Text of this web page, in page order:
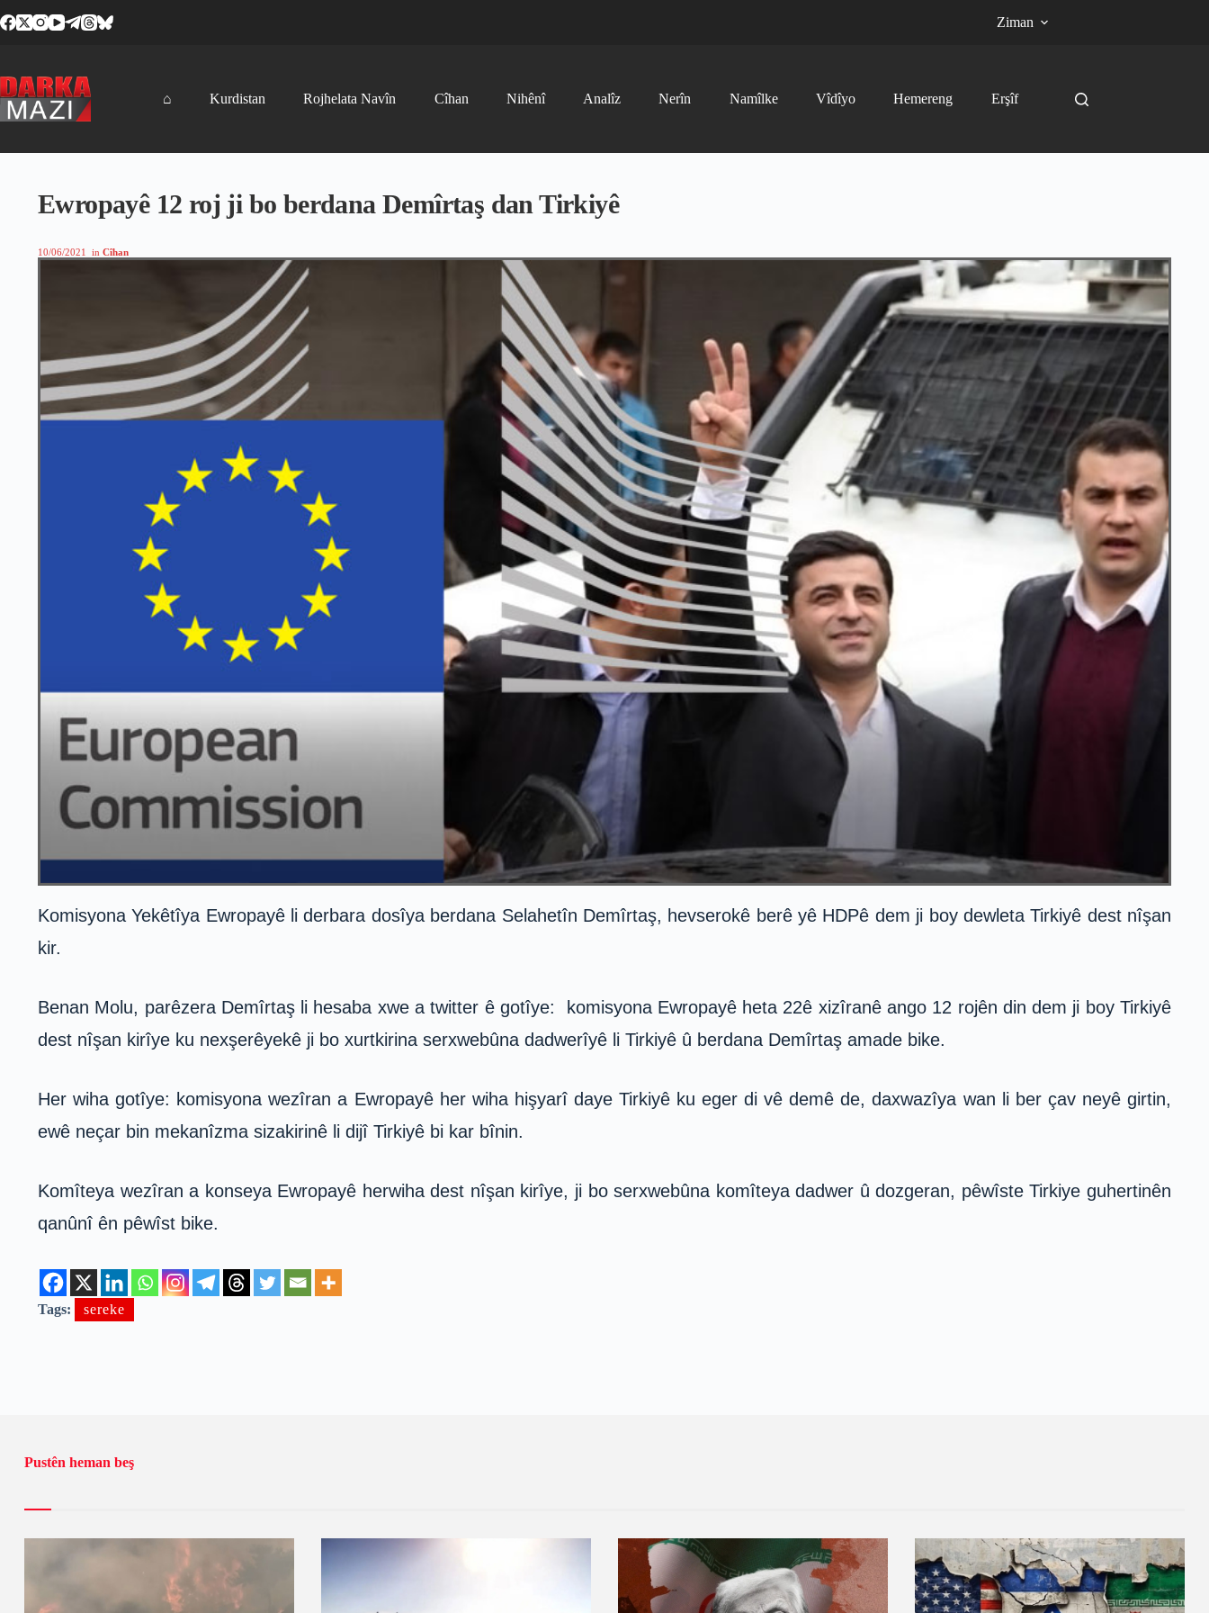
to
Ziman
⌂ Kurdistan Rojhelata Navîn Cîhan Nihênî Analîz Nerîn Namîlke Vîdîyo Hemereng Erşîf
Ewropayê 12 roj ji bo berdana Demîrtaş dan Tirkiyê
10/06/2021 in Cîhan
Komisyona Yekêtîya Ewropayê li derbara dosîya berdana Selahetîn Demîrtaş, hevserokê berê yê HDPê dem ji boy dewleta Tirkiyê dest nîşan
kir.
Benan Molu, parêzera Demîrtaş li hesaba xwe a twitter ê gotîye: komisyona Ewropayê heta 22ê xizîranê ango 12 rojên din dem ji boy Tirkiyê
dest nîşan kirîye ku nexşerêyekê ji bo xurtkirina serxwebûna dadwerîyê li Tirkiyê û berdana Demîrtaş amade bike.
Her wiha gotîye: komisyona wezîran a Ewropayê her wiha hişyarî daye Tirkiyê ku eger di vê demê de, daxwazîya wan li ber çav neyê girtin,
ewê neçar bin mekanîzma sizakirinê li dijî Tirkiyê bi kar bînin.
Komîteya wezîran a konseya Ewropayê herwiha dest nîşan kirîye, ji bo serxwebûna komîteya dadwer û dozgeran, pêwîste Tirkiye guhertinên
qanûnî ên pêwîst bike.
Tags: sereke
Pustên heman beş